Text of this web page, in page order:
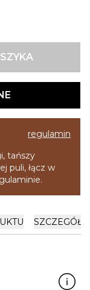
regulamin
tańszy
puli, łącz w